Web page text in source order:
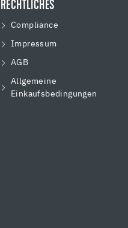
RECHTLICHES
Compliance
Impressum
AGB
Allgemeine
Einkaufsbedingungen